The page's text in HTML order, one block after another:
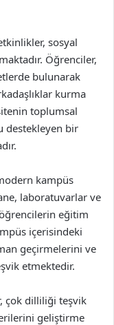
sosyal
Öğrenciler,
bulunarak
kurma
toplumsal
destekleyen bir
kampüs
laboratuvarlar ve
eğitim
içerisindeki
geçirmelerini ve
etmektedir.
çok dilliliği teşvik
geliştirme